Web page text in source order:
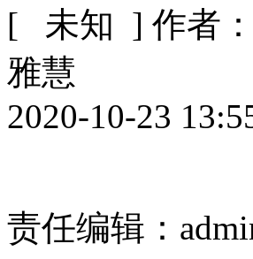
[ 未知 ] 作者：
雅慧
2020-10-23
责任编辑：